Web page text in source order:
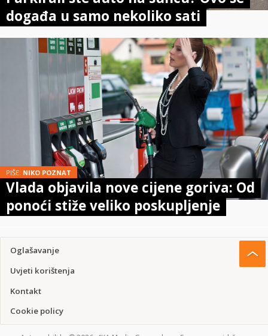
događa u samo nekoliko sati
PIŠE: NIKO POZNAT
Vlada objavila nove cijene goriva: Od
ponoći stiže veliko poskupljenje
Oglašavanje
Uvjeti korištenja
Kontakt
Cookie policy